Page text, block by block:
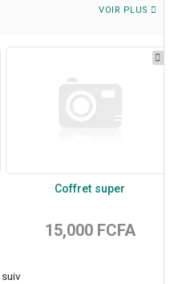
VOIR PLUS
Coffret super
15,000 FCFA
suiv